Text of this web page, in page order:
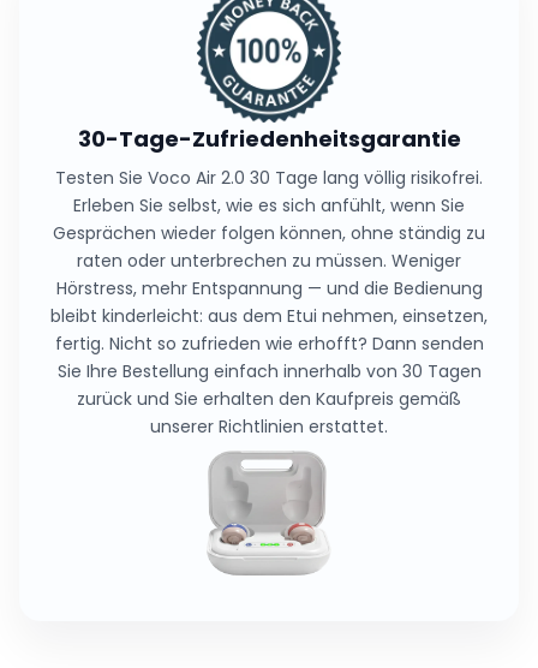
Sind Sie nicht zufrieden? Dann können Sie Ihre
Bestellung innerhalb von 30 Tagen gemäß unserer
Rückbaubedingungen zurückschicken und erhalten
30-Tage-Zufriedenheitsgarantie
Testen Sie Voco Air 2.0 30 Tage lang völlig risikofrei.
Erleben Sie selbst, wie es sich anfühlt, wenn Sie
Gesprächen wieder folgen können, ohne ständig zu
raten oder unterbrechen zu müssen. Weniger
Hörstress, mehr Entspannung — und die Bedienung
bleibt kinderleicht: aus dem Etui nehmen, einsetzen,
fertig. Nicht so zufrieden wie erhofft? Dann senden
Sie Ihre Bestellung einfach innerhalb von 30 Tagen
zurück und Sie erhalten den Kaufpreis gemäß
unserer Richtlinien erstattet.